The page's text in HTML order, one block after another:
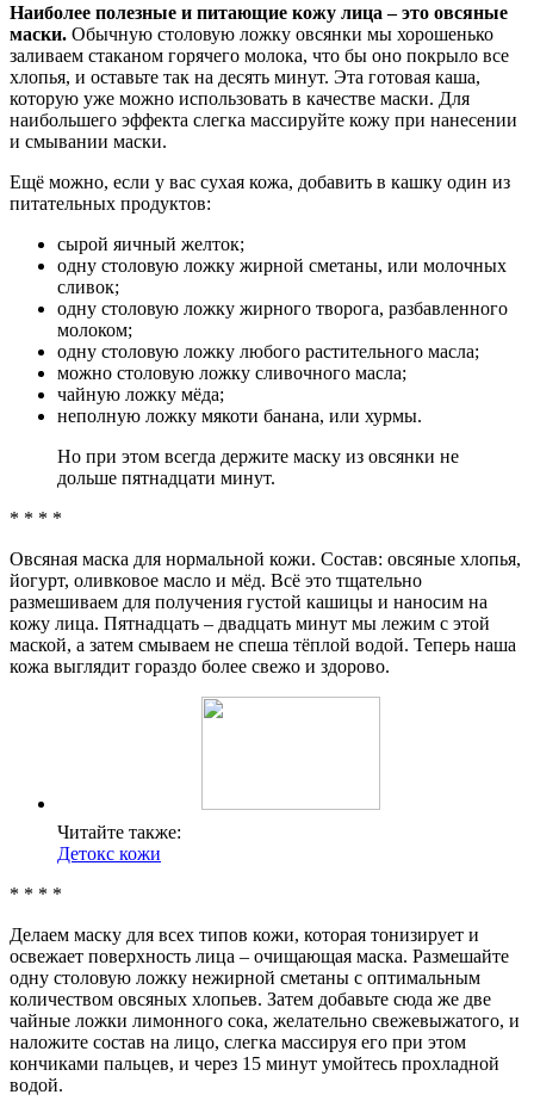
Наиболее полезные и питающие кожу лица – это овсяные
маски. Обычную столовую ложку овсянки мы хорошенько
заливаем стаканом горячего молока, что бы оно покрыло все
хлопья, и оставьте так на десять минут. Эта готовая каша,
которую уже можно использовать в качестве маски. Для
наибольшего эффекта слегка массируйте кожу при нанесении
и смывании маски.
Ещё можно, если у вас сухая кожа, добавить в кашку один из
питательных продуктов:
сырой яичный желток;
одну столовую ложку жирной сметаны, или молочных
сливок;
одну столовую ложку жирного творога, разбавленного
молоком;
одну столовую ложку любого растительного масла;
можно столовую ложку сливочного масла;
чайную ложку мёда;
неполную ложку мякоти банана, или хурмы.
Но при этом всегда держите маску из овсянки не
дольше пятнадцати минут.
* * * *
Овсяная маска для нормальной кожи. Состав: овсяные хлопья,
йогурт, оливковое масло и мёд. Всё это тщательно
размешиваем для получения густой кашицы и наносим на
кожу лица. Пятнадцать – двадцать минут мы лежим с этой
маской, а затем смываем не спеша тёплой водой. Теперь наша
кожа выглядит гораздо более свежо и здорово.
Читайте также:
Детокс кожи
* * * *
Делаем маску для всех типов кожи, которая тонизирует и
освежает поверхность лица – очищающая маска. Размешайте
одну столовую ложку нежирной сметаны с оптимальным
количеством овсяных хлопьев. Затем добавьте сюда же две
чайные ложки лимонного сока, желательно свежевыжатого, и
наложите состав на лицо, слегка массируя его при этом
кончиками пальцев, и через 15 минут умойтесь прохладной
водой.